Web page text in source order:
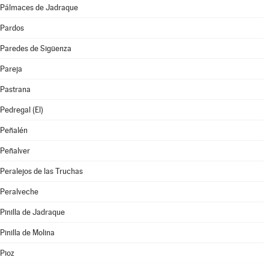
Pálmaces de Jadraque
Pardos
Paredes de Sigüenza
Pareja
Pastrana
Pedregal (El)
Peñalén
Peñalver
Peralejos de las Truchas
Peralveche
Pinilla de Jadraque
Pinilla de Molina
Pioz